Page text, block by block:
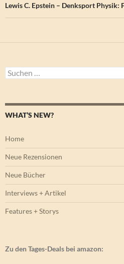
Lewis C. Epstein – Denksport
Suchen
nach:
WHAT’S NEW?
Home
Neue Rezensionen
Neue Bücher
Interviews + Artikel
Features + Storys
Zu den Tages-Deals bei amazon: